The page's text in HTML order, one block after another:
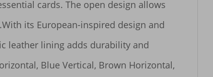
cards. The open design allows
its European-inspired design and
leather lining adds durability and
Blue Vertical, Brown Horizontal,